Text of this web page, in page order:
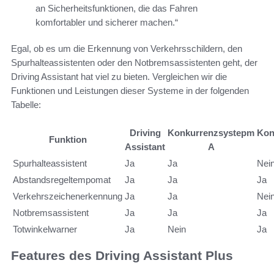
an Sicherheitsfunktionen, die das Fahren
komfortabler und sicherer machen.“
Egal, ob es um die Erkennung von Verkehrsschildern, den
Spurhalteassistenten oder den Notbremsassistenten geht, der
Driving Assistant hat viel zu bieten. Vergleichen wir die
Funktionen und Leistungen dieser Systeme in der folgenden
Tabelle:
Funktion
Driving
Assistant
Konkurrenzsysteрm
A
Spurhalteassistent Ja Ja
Abstandsregeltempomat
Ja Ja
Ja
Verkehrszeichenerkennung Ja Ja
Notbremsassistent
Ja Ja
Ja
Totwinkelwarner
Ja Nein Ja
Features des Driving Assistant Plus